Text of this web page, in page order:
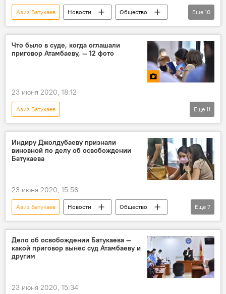
Азиз Батукаев Новости
Общество
Кыргызстан
Политика
видео
Мультимедиа
Индира Джолдубаева
суд
Суд по делу Алмазбека Атамбаева
Еще 10
Что было в суде, когда оглашали
приговор Атамбаеву, — 12 фото
23 июня 2020, 18:12
Азиз Батукаев
Задержания по делу о "раке" Азиза Батукаева
Суд по делу Алмазбека Атамбаева
Новости
Общество
Происшествия
Мультимедиа
приговор
Еще 11
Индиру Джолдубаеву признали
виновной по делу об освобождении
Батукаева
23 июня 2020, 15:56
Азиз Батукаев Новости
Общество
Кыргызстан
Политика
Индира Джолдубаева
суд
Еще 7
Дело об освобождении Батукаева —
какой приговор вынес суд Атамбаеву и
другим
23 июня 2020, 15:34